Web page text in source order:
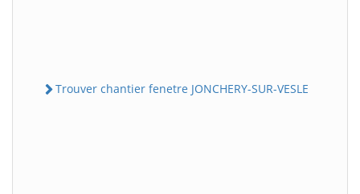
Trouver chantier fenetre JONCHERY-SUR-VESLE